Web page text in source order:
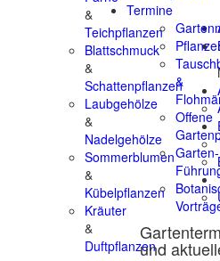
&
Teichpflanzen
Blattschmuck
&
Schattenpflanzen
Laubgehölze
&
Nadelgehölze
Sommerblumen
&
Kübelpflanzen
Kräuter
&
Duftpflanzen
Termine
&
Offene
Garten-
und